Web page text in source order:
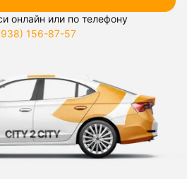
онлайн или по телефону
156-87-57